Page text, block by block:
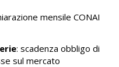
mensile CONAI
: scadenza obbligo di
sul mercato